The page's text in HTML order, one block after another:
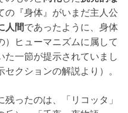
の『身体』がいまだ主人公
人間であったように、身体
）ヒューマニズムに属して
た一節が提示されていまし
クションの解説より）。
ったのは、「リコッタ」